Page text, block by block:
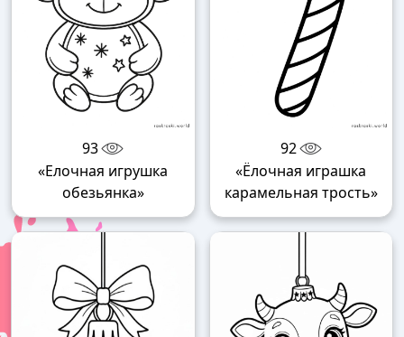
93
«Елочная игрушка
обезьянка»
92
«Ёлочная играшка
карамельная трость»